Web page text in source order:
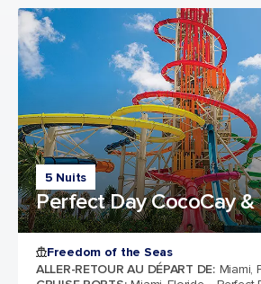
5 Nuits
Perfect Day CocoCay
Freedom of the Seas
ALLER-RETOUR AU DÉPART DE: Miami,